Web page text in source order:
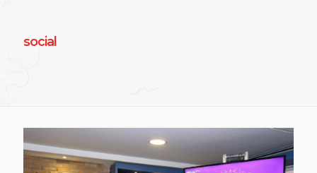
social